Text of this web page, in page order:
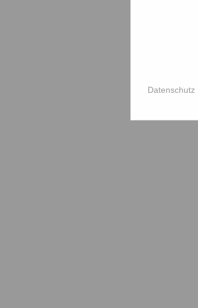
Datenschutz